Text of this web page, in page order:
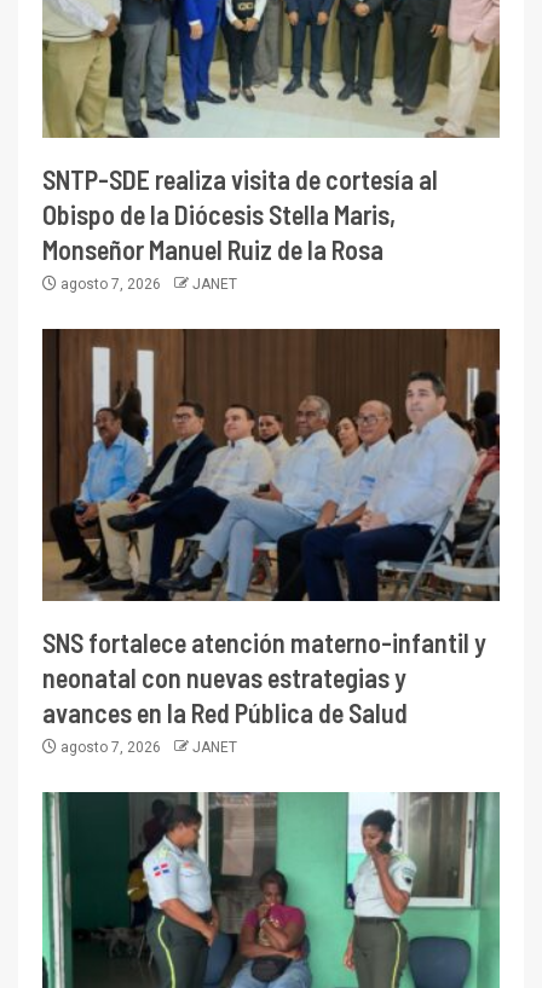
SNTP-SDE realiza visita de cortesía al
Obispo de la Diócesis Stella Maris,
Monseñor Manuel Ruiz de la Rosa
agosto 7, 2026 JANET
SNS fortalece atención materno-infantil y
neonatal con nuevas estrategias y
avances en la Red Pública de Salud
agosto 7, 2026 JANET